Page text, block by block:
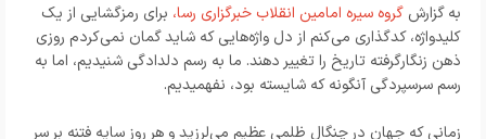
به گزارش گروه سیره امامین انقلاب خبرگزاری رسا، برای رمزگشایی از یک
کلیدواژه، کدگذاری می‌کنم از دل واژه‌هایی که شاید گمان نمی‌کردم روزی
ذهن زنگارگرفته تاریخ را تغییر دهند. ما به رسم دلدادگی شنیدیم، اما به
رسم سرسپردگی آنگونه که شایسته بود، نفهمیدیم.
زمانی که جهان در چنگال ظلمی عظیم می‌لرزید و هر روز سایه فتنه بر سر